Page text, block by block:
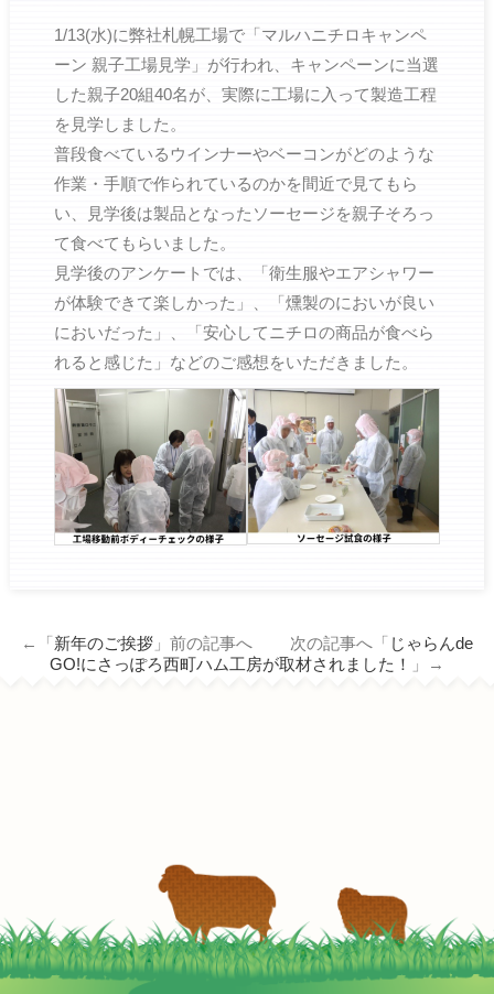
1/13(水)に弊社札幌工場で「マルハニチロキャンペ
ーン 親子工場見学」が行われ、キャンペーンに当選
した親子20組40名が、実際に工場に入って製造工程
を見学しました。
普段食べているウインナーやベーコンがどのような
作業・手順で作られているのかを間近で見てもら
い、見学後は製品となったソーセージを親子そろっ
て食べてもらいました。
見学後のアンケートでは、「衛生服やエアシャワー
が体験できて楽しかった」、「燻製のにおいが良い
においだった」、「安心してニチロの商品が食べら
れると感じた」などのご感想をいただきました。
←「新年のご挨拶」前の記事へ 次の記事へ「 じゃらんde
GO!にさっぽろ西町ハム工房が取材されました！
」→